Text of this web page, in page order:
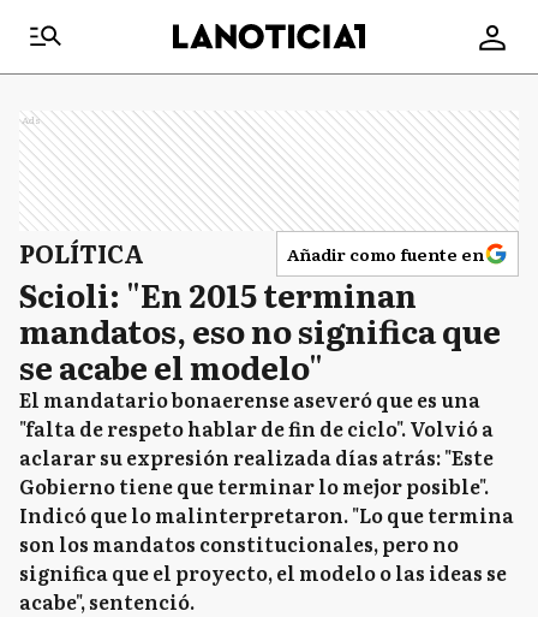
Ads
POLÍTICA Añadir como fuente en
Scioli: "En 2015 terminan
mandatos, eso no significa que
se acabe el modelo"
El mandatario bonaerense aseveró que es una
"falta de respeto hablar de fin de ciclo". Volvió a
aclarar su expresión realizada días atrás: "Este
Gobierno tiene que terminar lo mejor posible".
Indicó que lo malinterpretaron. "Lo que termina
son los mandatos constitucionales, pero no
significa que el proyecto, el modelo o las ideas se
acabe", sentenció.